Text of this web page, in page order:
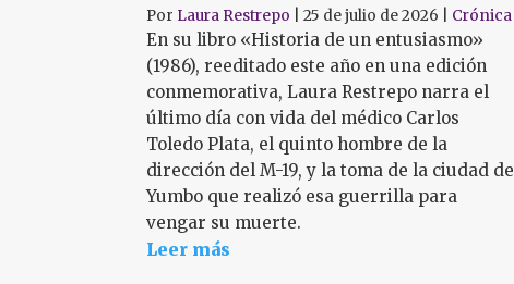
Por Laura Restrepo |25 de julio de 2026 Crónica
En su libro «Historia de un entusiasmo»
(1986), reeditado este año en una edición
conmemorativa, Laura Restrepo narra el
último día con vida del médico Carlos
Toledo Plata, el quinto hombre de la
dirección del M-19, y la toma de la ciudad de
Yumbo que realizó esa guerrilla para
vengar su muerte.
Leer más